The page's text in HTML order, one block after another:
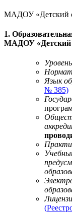
МАДОУ «Детский
1.
МАДОУ «Детский
Язык
№ 385)
(